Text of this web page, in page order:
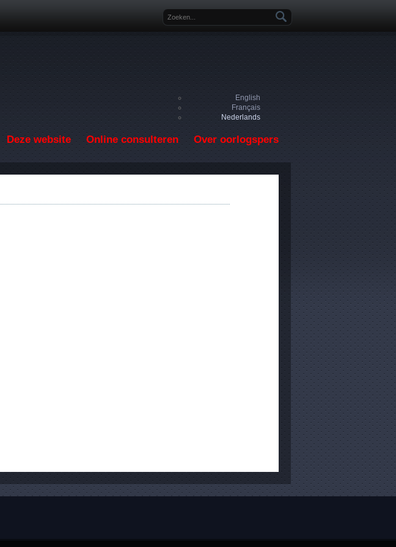
Zoekveld
English
Français
Nederlands
Deze website Online consulteren Over oorlogspers